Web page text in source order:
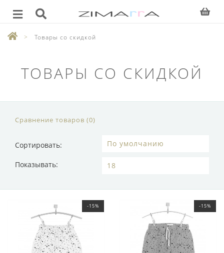
Товары со скидкой
ТОВАРЫ СО СКИДКОЙ
Сравнение товаров (0)
Сортировать:
Показывать:
-15% -15%